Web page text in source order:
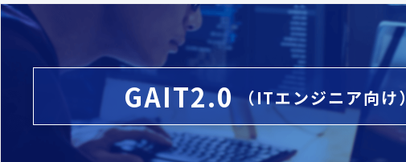
GAIT2.0 （ITエンジニア向け）